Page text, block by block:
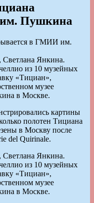
Пушкина
Янкина.
из 10 музейных
«Тициан»,
музее
в Москве.
картины
полотен Тициана
в Москву после
del Quirinale.
Янкина.
из 10 музейных
«Тициан»,
музее
в Москве.